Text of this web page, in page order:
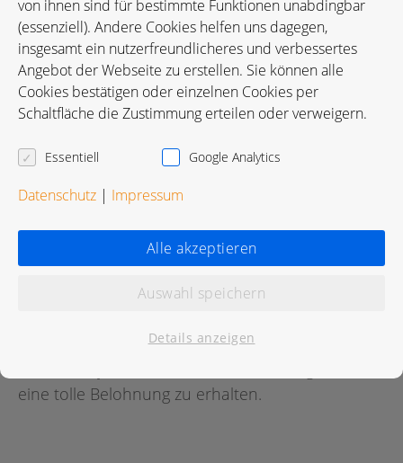
Karte in Google Maps öffnen
Bewertungen
Für diese Praxis wurde noch keine Bewertung
eine tolle Belohnung zu erhalten.
von ihnen sind für bestimmte Funktionen unabdingbar
(essenziell). Andere Cookies helfen uns dagegen,
insgesamt ein nutzerfreundlicheres und verbessertes
Angebot der Webseite zu erstellen. Sie können alle
Cookies bestätigen oder einzelnen Cookies per
Schaltfläche die Zustimmung erteilen oder verweigern.
Essentiell Google Analytics
Datenschutz | Impressum
Alle akzeptieren
Auswahl speichern
Details anzeigen